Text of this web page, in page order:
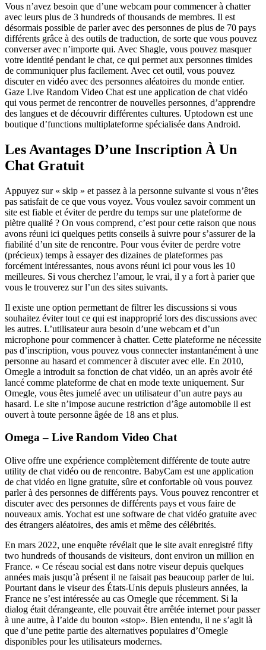
Vous n’avez besoin que d’une webcam pour commencer à chatter
avec leurs plus de 3 hundreds of thousands de membres. Il est
désormais possible de parler avec des personnes de plus de 70 pays
différents grâce à des outils de traduction, de sorte que vous pouvez
converser avec n’importe qui. Avec Shagle, vous pouvez masquer
votre identité pendant le chat, ce qui permet aux personnes timides
de communiquer plus facilement. Avec cet outil, vous pouvez
discuter en vidéo avec des personnes aléatoires du monde entier.
Gaze Live Random Video Chat est une application de chat vidéo
qui vous permet de rencontrer de nouvelles personnes, d’apprendre
des langues et de découvrir différentes cultures. Uptodown est une
boutique d’functions multiplateforme spécialisée dans Android.
Les Avantages D’une Inscription À Un
Chat Gratuit
Appuyez sur « skip » et passez à la personne suivante si vous n’êtes
pas satisfait de ce que vous voyez. Vous voulez savoir comment un
site est fiable et éviter de perdre du temps sur une plateforme de
piètre qualité ? On vous comprend, c’est pour cette raison que nous
avons réuni ici quelques petits conseils à suivre pour s’assurer de la
fiabilité d’un site de rencontre. Pour vous éviter de perdre votre
(précieux) temps à essayer des dizaines de plateformes pas
forcément intéressantes, nous avons réuni ici pour vous les 10
meilleures. Si vous cherchez l’amour, le vrai, il y a fort à parier que
vous le trouverez sur l’un des sites suivants.
Il existe une option permettant de filtrer les discussions si vous
souhaitez éviter tout ce qui est inapproprié lors des discussions avec
les autres. L’utilisateur aura besoin d’une webcam et d’un
microphone pour commencer à chatter. Cette plateforme ne nécessite
pas d’inscription, vous pouvez vous connecter instantanément à une
personne au hasard et commencer à discuter avec elle. En 2010,
Omegle a introduit sa fonction de chat vidéo, un an après avoir été
lancé comme plateforme de chat en mode texte uniquement. Sur
Omegle, vous êtes jumelé avec un utilisateur d’un autre pays au
hasard. Le site n’impose aucune restriction d’âge automobile il est
ouvert à toute personne âgée de 18 ans et plus.
Omega – Live Random Video Chat
Olive offre une expérience complètement différente de toute autre
utility de chat vidéo ou de rencontre. BabyCam est une application
de chat vidéo en ligne gratuite, sûre et confortable où vous pouvez
parler à des personnes de différents pays. Vous pouvez rencontrer et
discuter avec des personnes de différents pays et vous faire de
nouveaux amis. Yochat est une software de chat vidéo gratuite avec
des étrangers aléatoires, des amis et même des célébrités.
En mars 2022, une enquête révélait que le site avait enregistré fifty
two hundreds of thousands de visiteurs, dont environ un million en
France. « Ce réseau social est dans notre viseur depuis quelques
années mais jusqu’à présent il ne faisait pas beaucoup parler de lui.
Pourtant dans le viseur des États-Unis depuis plusieurs années, la
France ne s’est intéressée au cas Omegle que récemment. Si la
dialog était dérangeante, elle pouvait être arrêtée internet pour passer
à une autre, à l’aide du bouton «stop». Bien entendu, il ne s’agit là
que d’une petite partie des alternatives populaires d’Omegle
disponibles pour les utilisateurs modernes.